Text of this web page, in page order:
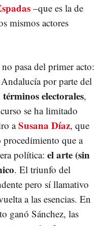
–que es la de
mismos actores
pasa del primer acto:
por parte del
electorales,
se ha limitado
aSusana Díaz, que
que a
política: el arte (sin
. El triunfo del
pero sí llamativo
a las esencias. En
ganó Sánchez, las